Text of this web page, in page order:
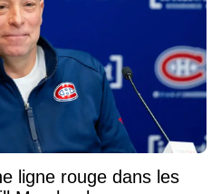
ligne rouge dans les